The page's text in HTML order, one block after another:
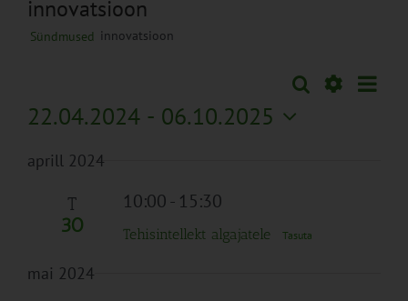
innovatsioon
Sündmused innovatsioon
Sündmused
Search
Otsi
22.04.2024 - 06.10.2025
kuupäev.
aprill 2024
T
30
10:00- 15:30
Tehisintellekt algajatele Tasuta
mai 2024